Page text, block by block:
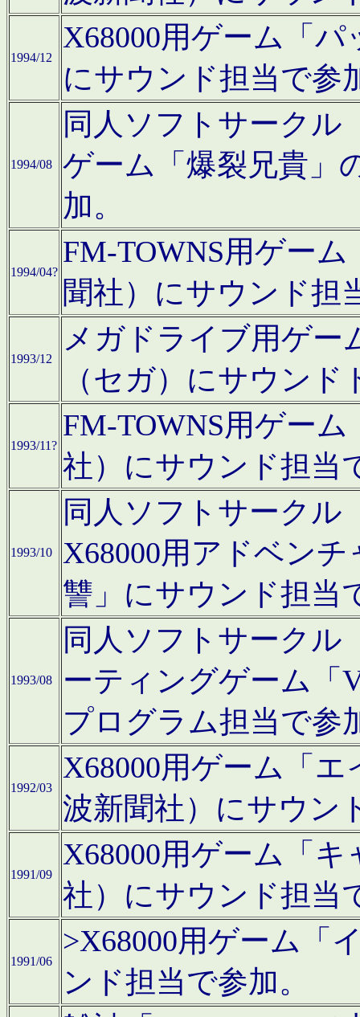
1994/12
X68000用ゲーム「
にサウンド担当で参
1994/08
同人ソフトサークル
ゲーム「爆裂兄貴」
加。
1994/04?
FM-TOWNS用ゲー
聞社）にサウンド担
1993/12
メガドライブ用ゲー
（セガ）にサウン
1993/11?
FM-TOWNS用ゲー
社）にサウンド担当
1993/10
同人ソフトサークル
X68000用アドベン
讐」にサウンド担当
1993/08
同人ソフトサークル
ーティングゲーム「
プログラム担当で参
1992/03
X68000用ゲーム「
波新聞社）にサウン
1991/09
X68000用ゲーム「
社）にサウンド担当
1991/06
>X68000用ゲーム「
ンド担当で参加。